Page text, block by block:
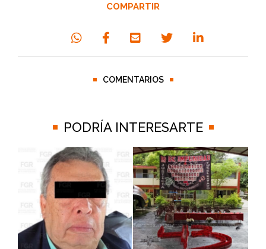
COMPARTIR
COMENTARIOS
PODRÍA INTERESARTE